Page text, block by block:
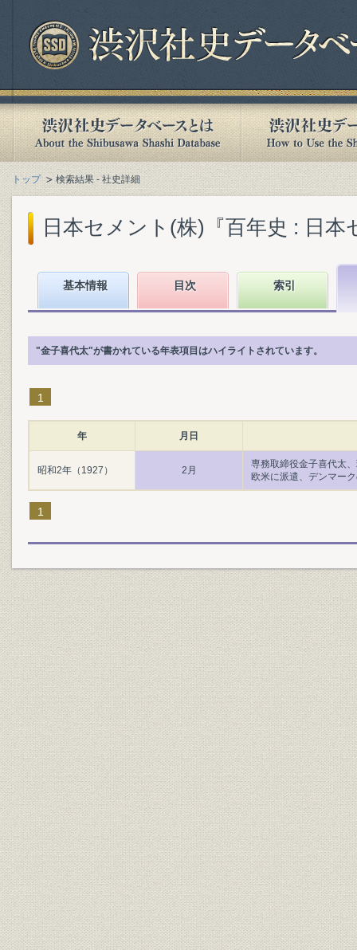
トップ 検索結果 - 社史詳細
日本セメント(株)『百年史 : 日
基本情報 目次 索引
"金子喜代太"が書かれている年表項目はハイライトされています。
1
年 月日
昭和2年（1927） 2月
専務取締役金子喜代太
欧米に派遣、デンマー
1